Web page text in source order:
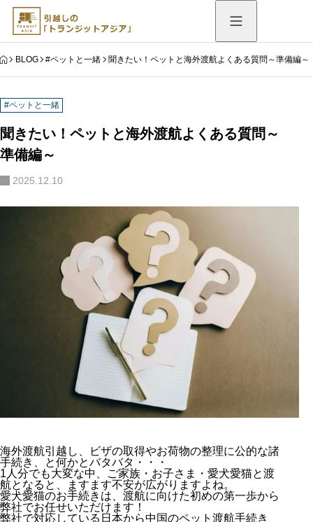
HOME
BLOG #ペットと一緒 聞きたい！ペットと海外渡航よくある質問～準備編～
#ペットと一緒
聞きたい！ペットと海外渡航よくある質問～
準備編～
2025.12.10
海外渡航引越し、ビザの取得やお荷物の整理に公的な諸
手続き、と何かとバタバタ・・・
1人分でも大変な中、ご家族・お子さま・愛犬愛猫と渡
航となると、ますます不安が広がりますよね。
愛犬愛猫のお手続きは、渡航に向けた初めの第一歩から
弊社でお任せいただけます！
弊社で対応している日本から中国のペット渡航手続き